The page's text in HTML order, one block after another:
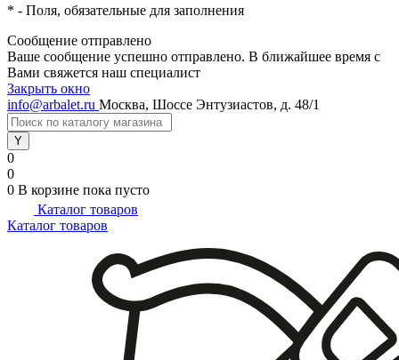
* - Поля, обязательные для заполнения
Сообщение отправлено
Ваше сообщение успешно отправлено. В ближайшее время с
Вами свяжется наш специалист
Закрыть окно
info@arbalet.ru Москва, Шоссе Энтузиастов, д. 48/1
0
0
0 В корзине пока пусто
Каталог товаров
Каталог товаров